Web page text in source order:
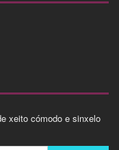
xeito cómodo e sinxelo